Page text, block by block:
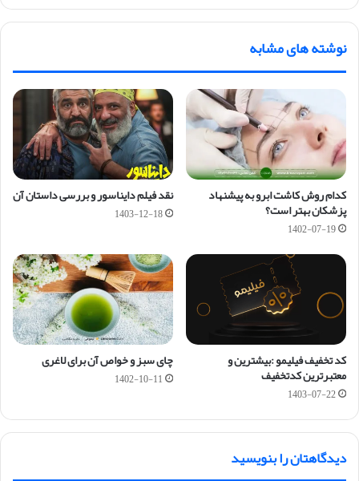
نوشته های مشابه
کدام روش کاشت ابرو به پیشنهاد
پزشکان بهتر است؟
1402-07-19
نقد فیلم دایناسور و بررسی داستان آن
1403-12-18
کد تخفیف فیلیمو :‌بیشترین و
معتبرترین کدتخفیف
1403-07-22
چای سبز و خواص آن برای لاغری
1402-10-11
دیدگاهتان را بنویسید